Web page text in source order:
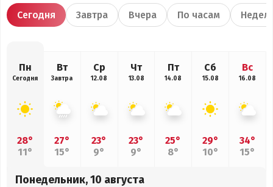
Сегодня Завтра Вчера По часам
Пн
Сегодня
28°
11°
Вт
Завтра
27°
15°
Ср
12.08
23°
9°
Чт
13.08
23°
9°
Пт
14.08
25°
8°
Сб
15.08
29°
10°
Вс
16.08
34°
15°
Понедельник, 10 августа